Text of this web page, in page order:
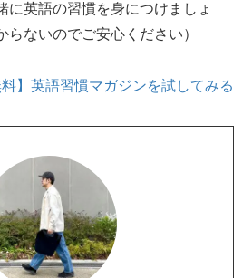
に英語の習慣を身につけましょ
らないのでご安心ください）
】英語習慣マガジンを試してみる